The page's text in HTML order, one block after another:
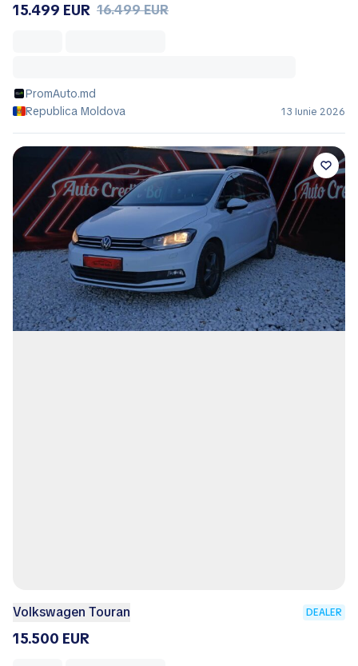
15.499 EUR 16.499 EUR
PromAuto.md
Republica Moldova
13 Iunie 2026
Volkswagen Touran DEALER
15.500 EUR